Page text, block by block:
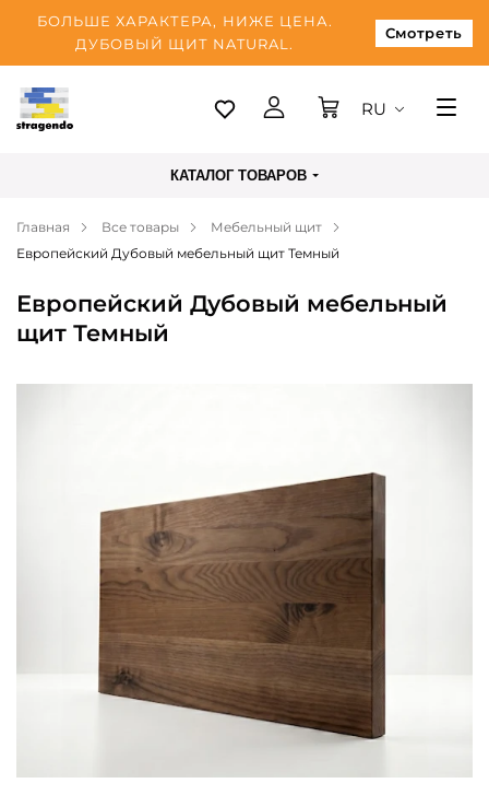
БОЛЬШЕ ХАРАКТЕРА, НИЖЕ ЦЕНА.
ДУБОВЫЙ ЩИТ NATURAL.
Смотреть
Таллинн
Оплата
Блог
RU
КАТАЛОГ ТОВАРОВ
Главная Все товары
Мебельный щит
Европейский Дубовый мебельный щит Темный
Европейский Дубовый мебельный
щит Темный